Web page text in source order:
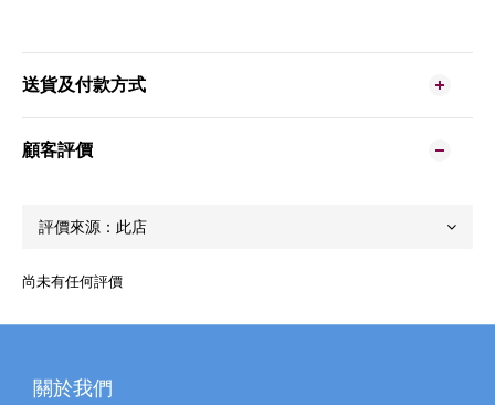
送貨及付款方式
顧客評價
尚未有任何評價
關於我們